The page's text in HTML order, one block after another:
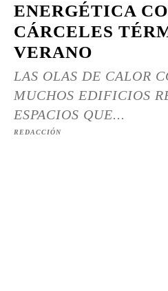
ENERGÉTICA
CÁRCELES
VERANO
LAS OLAS DE CALOR
MUCHOS EDIFICIOS
ESPACIOS QUE...
REDACCIÓN